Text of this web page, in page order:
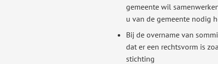
gemeente wil
u van de gemeente nodig
Bij de overname van
dat er een rechtsvorm is
stichting